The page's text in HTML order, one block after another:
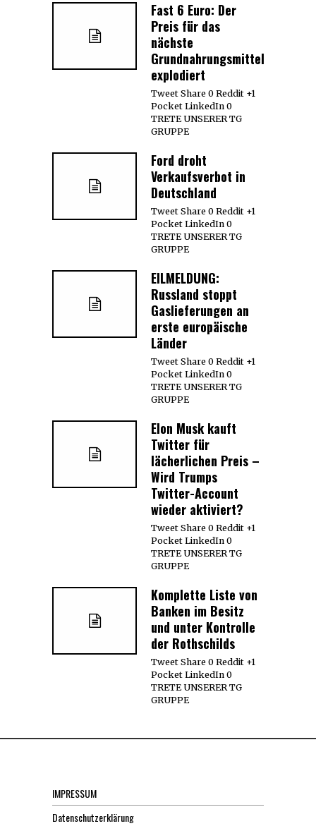
Fast 6 Euro: Der
Preis für das
nächste
Grundnahrungsmittel
explodiert
Tweet Share 0 Reddit +1
Pocket LinkedIn 0
TRETE UNSERER TG
GRUPPE
Ford droht
Verkaufsverbot in
Deutschland
Tweet Share 0 Reddit +1
Pocket LinkedIn 0
TRETE UNSERER TG
GRUPPE
EILMELDUNG:
Russland stoppt
Gaslieferungen an
erste europäische
Länder
Tweet Share 0 Reddit +1
Pocket LinkedIn 0
TRETE UNSERER TG
GRUPPE
Elon Musk kauft
Twitter für
lächerlichen Preis –
Wird Trumps
Twitter-Account
wieder aktiviert?
Tweet Share 0 Reddit +1
Pocket LinkedIn 0
TRETE UNSERER TG
GRUPPE
Komplette Liste von
Banken im Besitz
und unter Kontrolle
der Rothschilds
Tweet Share 0 Reddit +1
Pocket LinkedIn 0
TRETE UNSERER TG
GRUPPE
IMPRESSUM
Datenschutzerklärung